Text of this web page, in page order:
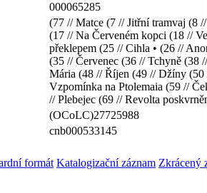
000065285
(77 // Matce (7 // Jitřní tramvaj (8
(17 // Na Červeném kopci (18 //
překlepem (25 // Cihla • (26 //
(35 // Červenec (36 // Tchyně
Mária (48 // Říjen (49 // Džíny (50
Vzpomínka na Ptolemaia (59 //
// Plebejec (69 // Revolta
(OCoLC)27725988
cnb000533145
formát Katalogizační záznam Zkrácený